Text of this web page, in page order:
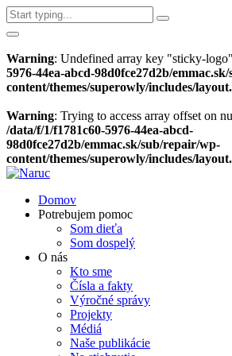
Warning: Undefined array key "sticky-
5976-44ea-abcd-98d0fce27d2b/
content/themes/superowly/includes/
Warning: Trying to access array offset on
/data/f/1/f1781c60-5976-44ea-abcd-
98d0fce27d2b/emmac.sk/sub/repair/wp-
content/themes/superowly/includes/
Domov
Potrebujem pomoc
Som dieťa
Som dospelý
O nás
Kto sme
Čísla a fakty
Výročné správy
Projekty
Médiá
Naše publikácie